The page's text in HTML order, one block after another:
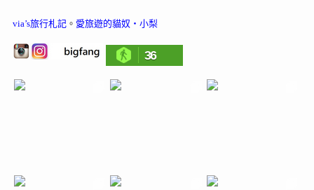
via’s旅行札記。 愛旅遊的貓奴‧小梨
36